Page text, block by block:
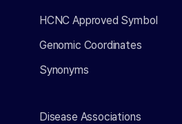
HCNC Approved Symbol
Genomic Coordinates
Synonyms
Disease Associations